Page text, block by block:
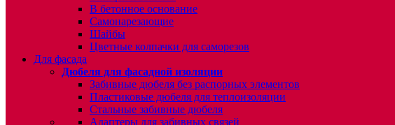
В бетонное основание
Самонарезающие
Шайбы
Цветные колпачки для саморезов
Для фасада
Дюбеля для фасадной изоляции
Забивные дюбеля без распорных элементов
Пластиковые дюбеля для теплоизоляции
Стальные забивные дюбеля
Адаптеры для забивных связей